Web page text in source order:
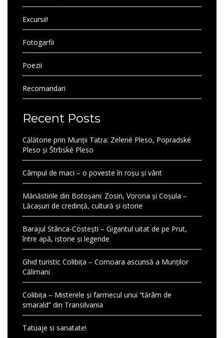
Excursii!
Fotogarfii
Poezii
Recomandari
Recent Posts
Călătorie prin Munții Tatra: Zelené Pleso, Popradské
Pleso și Štrbské Pleso
Câmpul de maci – o poveste în roșu și vânt
Mănăstirile din Botoșani: Zosin, Vorona și Coșula –
Lăcașuri de credință, cultură și istorie
Barajul Stânca-Costești – Gigantul uitat de pe Prut,
între apă, istorie și legende
Ghid turistic Colibița – Comoara ascunsă a Munților
Călimani
Colibița – Misterele și farmecul unui “tărâm de
smarald” din Transilvania
Tatuaje si sanatate!